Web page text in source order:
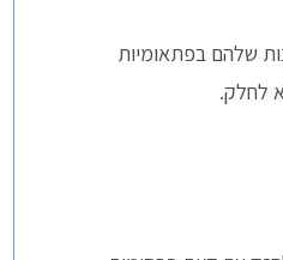
שלהם בפתאומיות
לחלק.